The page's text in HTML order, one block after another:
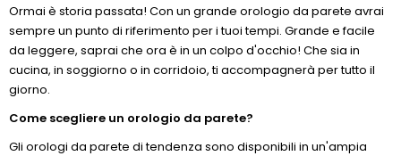
Ormai è storia passata! Con un grande orologio da parete avrai
sempre un punto di riferimento per i tuoi tempi. Grande e facile
da leggere, saprai che ora è in un colpo d'occhio! Che sia in
cucina, in soggiorno o in corridoio, ti accompagnerà per tutto il
giorno.
Come scegliere un orologio da parete?
Gli orologi da parete di tendenza sono disponibili in un'ampia